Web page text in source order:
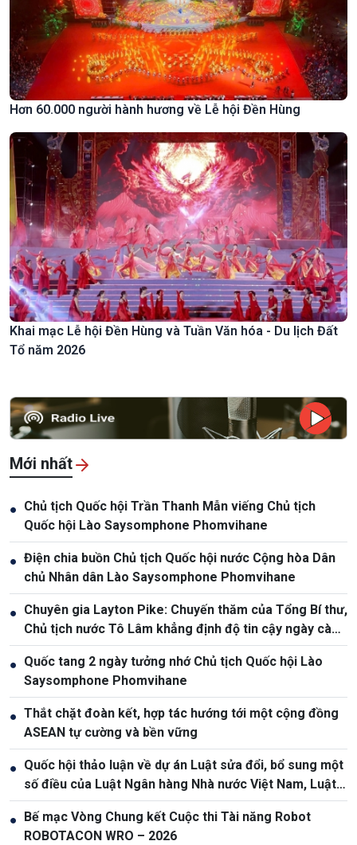
Hơn 60.000 người hành hương về Lễ hội Đền Hùng
Khai mạc Lễ hội Đền Hùng và Tuần Văn hóa - Du lịch Đất
Tổ năm 2026
Mới nhất
● Chủ tịch Quốc hội Trần Thanh Mẫn viếng Chủ tịch
Quốc hội Lào Saysomphone Phomvihane
● Điện chia buồn Chủ tịch Quốc hội nước Cộng hòa Dân
chủ Nhân dân Lào Saysomphone Phomvihane
● Chuyên gia Layton Pike: Chuyến thăm của Tổng Bí thư,
Chủ tịch nước Tô Lâm khẳng định độ tin cậy ngày càng
cao giữa Việt Nam và Australia
● Quốc tang 2 ngày tưởng nhớ Chủ tịch Quốc hội Lào
Saysomphone Phomvihane
● Thắt chặt đoàn kết, hợp tác hướng tới một cộng đồng
ASEAN tự cường và bền vững
● Quốc hội thảo luận về dự án Luật sửa đổi, bổ sung một
số điều của Luật Ngân hàng Nhà nước Việt Nam, Luật
Phòng, chống rửa tiền
●
Bế mạc Vòng Chung kết Cuộc thi Tài năng Robot
ROBOTACON WRO – 2026